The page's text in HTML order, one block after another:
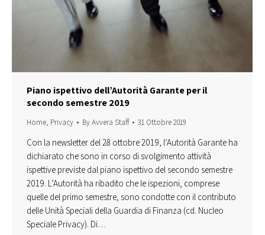
Piano ispettivo dell’Autorità Garante per il
secondo semestre 2019
Home, Privacy ByAvvera Staff 31 Ottobre 2019
Con la newsletter del 28 ottobre 2019, l’Autorità Garante ha
dichiarato che sono in corso di svolgimento attività
ispettive previste dal piano ispettivo del secondo semestre
2019. L’Autorità ha ribadito che le ispezioni, comprese
quelle del primo semestre, sono condotte con il contributo
delle Unità Speciali della Guardia di Finanza (cd. Nucleo
Speciale Privacy). Di…